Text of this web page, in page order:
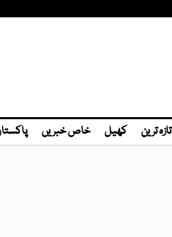
تازہ ترین کھیل خاص خبریں